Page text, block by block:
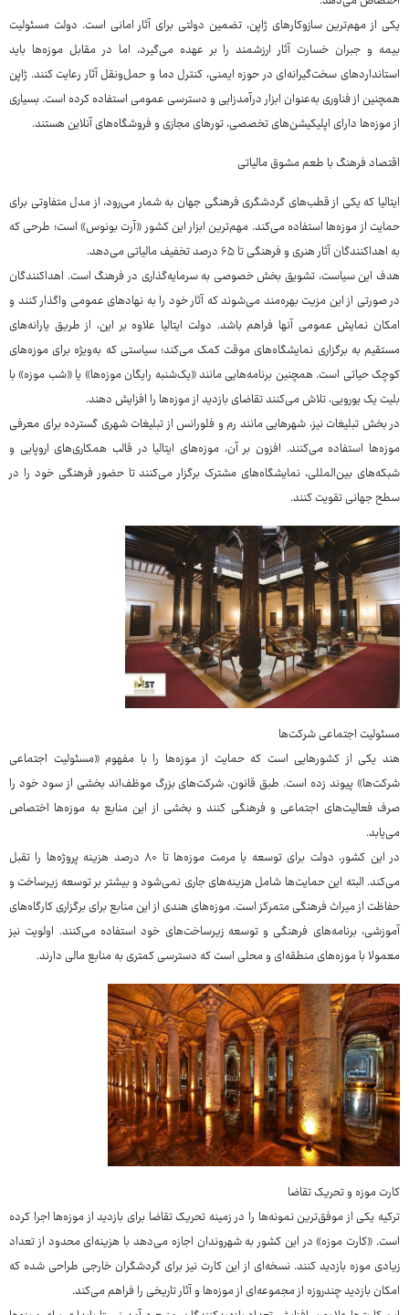
یکی از مهم‌ترین سازوکارهای ژاپن، تضمین دولتی برای آثار امانی است. دولت مسئولیت
بیمه و جبران خسارت آثار ارزشمند را بر عهده می‌گیرد، اما در مقابل موزه‌ها باید
استانداردهای سخت‌گیرانه‌ای در حوزه ایمنی، کنترل دما و حمل‌ونقل آثار رعایت کنند. ژاپن
همچنین از فناوری به‌عنوان ابزار درآمدزایی و دسترسی عمومی استفاده کرده است. بسیاری
از موزه‌ها دارای اپلیکیشن‌های تخصصی، تورهای مجازی و فروشگاه‌های آنلاین هستند.
اقتصاد فرهنگ با طعم مشوق مالیاتی
ایتالیا که یکی از قطب‌های گردشگری فرهنگی جهان به شمار می‌رود، از مدل متفاوتی برای
حمایت از موزه‌ها استفاده می‌کند. مهم‌ترین ابزار این کشور «آرت بونوس» است؛ طرحی که
به اهداکنندگان آثار هنری و فرهنگی تا ۶۵ درصد تخفیف مالیاتی می‌دهد.
هدف این سیاست، تشویق بخش خصوصی به سرمایه‌گذاری در فرهنگ است. اهداکنندگان
در صورتی از این مزیت بهره‌مند می‌شوند که آثار خود را به نهادهای عمومی واگذار کنند و
امکان نمایش عمومی آنها فراهم باشد. دولت ایتالیا علاوه بر این، از طریق یارانه‌های
مستقیم به برگزاری نمایشگاه‌های موقت کمک می‌کند؛ سیاستی که به‌ویژه برای موزه‌های
کوچک حیاتی است. همچنین برنامه‌هایی مانند «یک‌شنبه رایگان موزه‌ها» یا «شب موزه» با
بلیت یک یورویی، تلاش می‌کنند تقاضای بازدید از موزه‌ها را افزایش دهند.
در بخش تبلیغات نیز، شهرهایی مانند رم و فلورانس از تبلیغات شهری گسترده برای معرفی
موزه‌ها استفاده می‌کنند. افزون بر آن، موزه‌های ایتالیا در قالب همکاری‌های اروپایی و
شبکه‌های بین‌المللی، نمایشگاه‌های مشترک برگزار می‌کنند تا حضور فرهنگی خود را در
سطح جهانی تقویت کنند.
مسئولیت اجتماعی شرکت‌ها
هند یکی از کشورهایی است که حمایت از موزه‌ها را با مفهوم «مسئولیت اجتماعی
شرکت‌ها» پیوند زده است. طبق قانون، شرکت‌های بزرگ موظف‌اند بخشی از سود خود را
صرف فعالیت‌های اجتماعی و فرهنگی کنند و بخشی از این منابع به موزه‌ها اختصاص
می‌یابد.
در این کشور، دولت برای توسعه یا مرمت موزه‌ها تا ۸۰ درصد هزینه پروژه‌ها را تقبل
می‌کند. البته این حمایت‌ها شامل هزینه‌های جاری نمی‌شود و بیشتر بر توسعه زیرساخت و
حفاظت از میراث فرهنگی متمرکز است. موزه‌های هندی از این منابع برای برگزاری کارگاه‌های
آموزشی، برنامه‌های فرهنگی و توسعه زیرساخت‌های خود استفاده می‌کنند. اولویت نیز
معمولا با موزه‌های منطقه‌ای و محلی است که دسترسی کمتری به منابع مالی دارند.
کارت موزه و تحریک تقاضا
ترکیه یکی از موفق‌ترین نمونه‌ها را در زمینه تحریک تقاضا برای بازدید از موزه‌ها اجرا کرده
است. «کارت موزه» در این کشور به شهروندان اجازه می‌دهد با هزینه‌ای محدود از تعداد
زیادی موزه بازدید کنند. نسخه‌ای از این کارت نیز برای گردشگران خارجی طراحی شده که
امکان بازدید چندروزه از مجموعه‌ای از موزه‌ها و آثار تاریخی را فراهم می‌کند.